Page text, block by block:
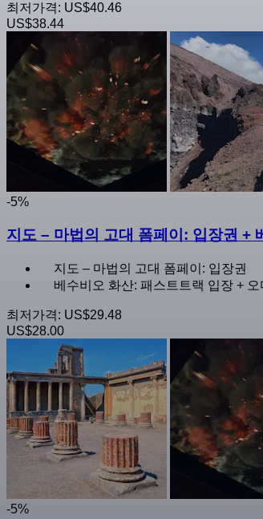
최저가격: US$40.46
US$38.44
-5%
지도 – 마법의 고대 폼페이: 입장권 +
지도 – 마법의 고대 폼페이: 입장권
베수비오 화산: 패스트트랙 입장 + 오
최저가격: US$29.48
US$28.00
-5%